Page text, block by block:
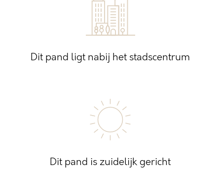
Dit pand ligt nabij het stadscentrum
Dit pand is zuidelijk gericht